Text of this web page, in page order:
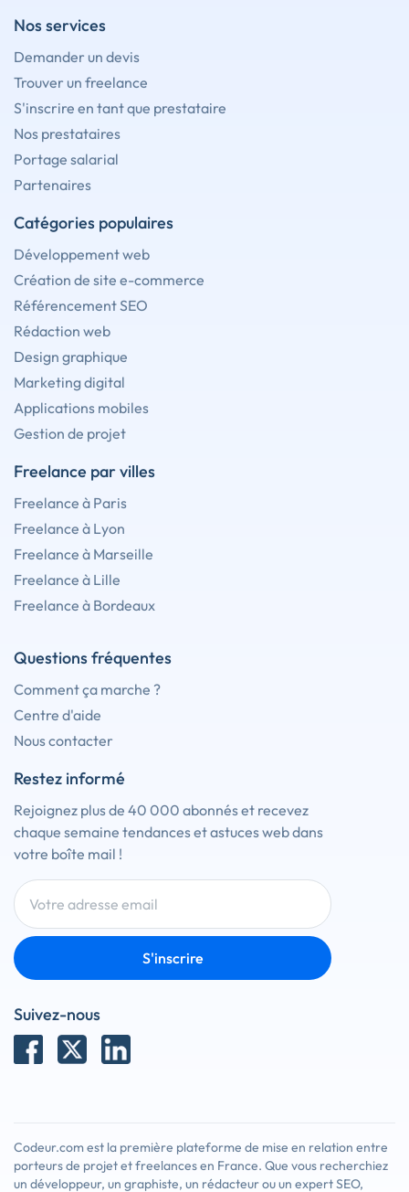
Nos services
Demander un devis
Trouver un freelance
S'inscrire en tant que prestataire
Nos prestataires
Portage salarial
Partenaires
Catégories populaires
Développement web
Création de site e-commerce
Référencement SEO
Rédaction web
Design graphique
Marketing digital
Applications mobiles
Gestion de projet
Freelance par villes
Freelance à Paris
Freelance à Lyon
Freelance à Marseille
Freelance à Lille
Freelance à Bordeaux
Questions fréquentes
Comment ça marche ?
Centre d'aide
Nous contacter
Restez informé
Rejoignez plus de 40 000 abonnés et recevez
chaque semaine tendances et astuces web dans
votre boîte mail !
S'inscrire
Suivez-nous
Codeur.com est la première plateforme de mise en relation entre
porteurs de projet et freelances en France. Que vous recherchiez
un développeur, un graphiste, un rédacteur ou un expert SEO,